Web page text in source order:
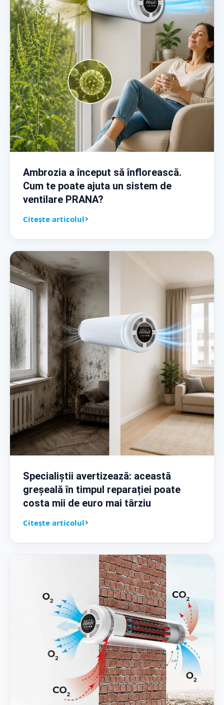
Ambrozia a început să înflorească.
Cum te poate ajuta un sistem de
ventilare PRANA?
Citește articolul
Specialiștii avertizează: această
greșeală în timpul reparației poate
costa mii de euro mai târziu
Citește articolul